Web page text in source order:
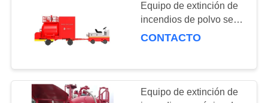
Cabinetes de
21
Equipo de extinción de
incendios de polvo seco
para la industria
CONTACTO
Equipo de extinción de